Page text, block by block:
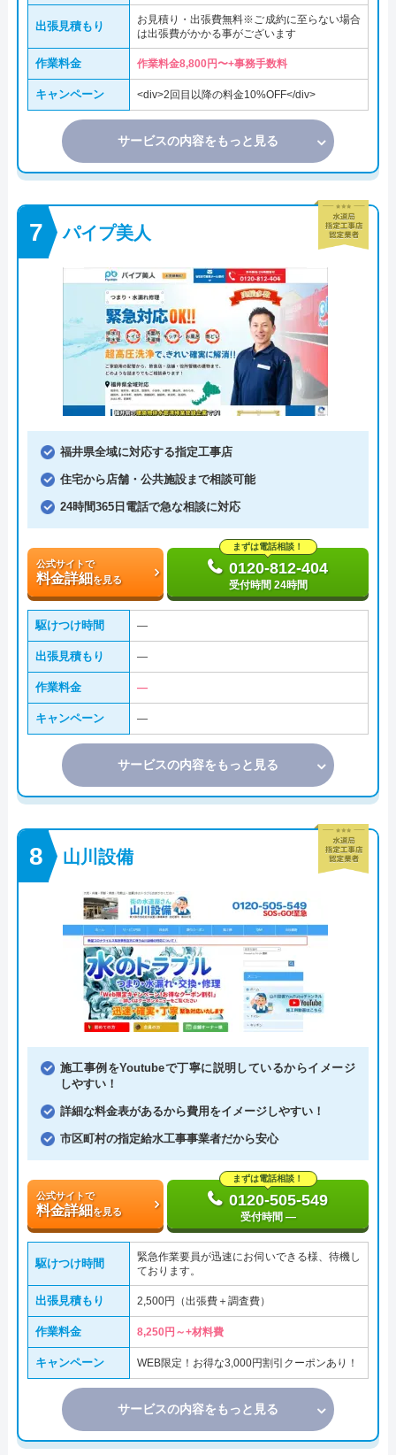
出張見積もり
お見積り・出張費無料※ご成約に至らない場合
は出張費がかかる事がございます
作業料金 作業料金8,800円〜+事務手数料
キャンペーン <div>2回目以降の料金10%OFF</div>
サービスの内容をもっと見る
パイプ美人
福井県全域に対応する指定工事店
住宅から店舗・公共施設まで相談可能
24時間365日電話で急な相談に対応
公式サイトで
料金詳細を見る
まずは電話相談！
0120-812-404
受付時間 24時間
駆けつけ時間 ―
出張見積もり ―
作業料金 ―
キャンペーン ―
サービスの内容をもっと見る
山川設備
施工事例をYoutubeで丁寧に説明しているからイメージ
しやすい！
詳細な料金表があるから費用をイメージしやすい！
市区町村の指定給水工事事業者だから安心
公式サイトで
料金詳細を見る
まずは電話相談！
0120-505-549
受付時間 ―
駆けつけ時間
緊急作業要員が迅速にお伺いできる様、待機し
ております。
出張見積もり 2,500円（出張費＋調査費）
作業料金 8,250円～+材料費
キャンペーン WEB限定！お得な3,000円割引クーポンあり！
サービスの内容をもっと見る